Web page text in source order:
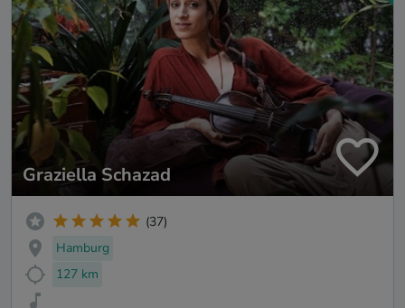
Graziella Schazad
(37)
Hamburg
127 km